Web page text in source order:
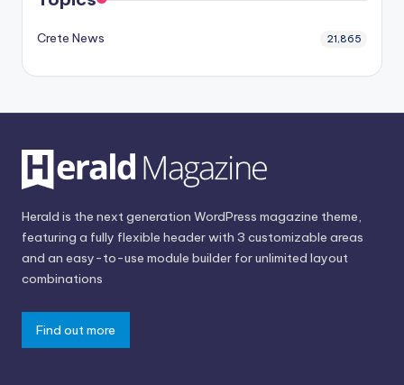
Crete News 21,865
Herald is the next generation WordPress magazine theme,
featuring a fully flexible header with 3 customizable areas
and an easy-to-use module builder for unlimited layout
combinations
Find out more